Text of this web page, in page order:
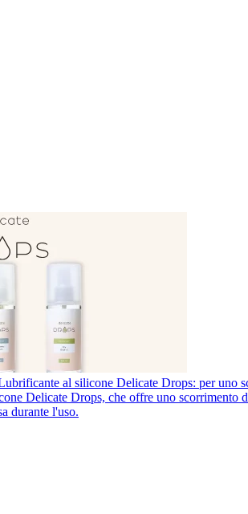
al silicone Delicate Drops: per uno
Delicate Drops, che offre uno scorrimento
durante l'uso.